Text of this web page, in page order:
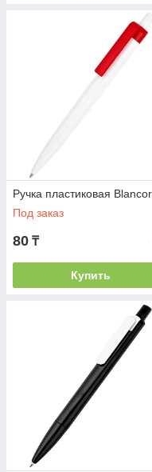
подбора модели до
конкурентные цены,
Ручки с логотипом
способ сделать ваш
прямо сейчас и
изготовление ручек с
Ручка пластиковая
Под заказ
80 ₸
Купить